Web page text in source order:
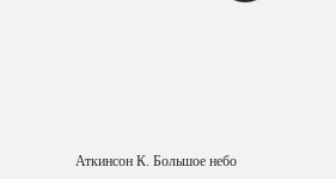
Аткинсон К. Большое небо